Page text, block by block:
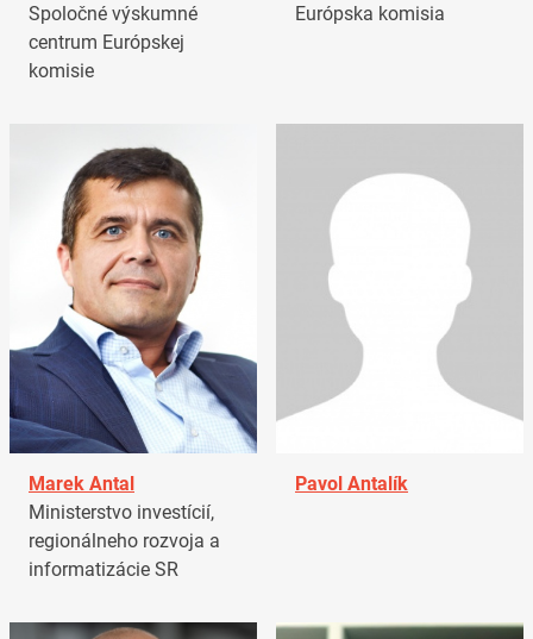
Spoločné výskumné
centrum Európskej
komisie
Európska komisia
Marek Antal
Ministerstvo investícií,
regionálneho rozvoja a
informatizácie SR
Pavol Antalík